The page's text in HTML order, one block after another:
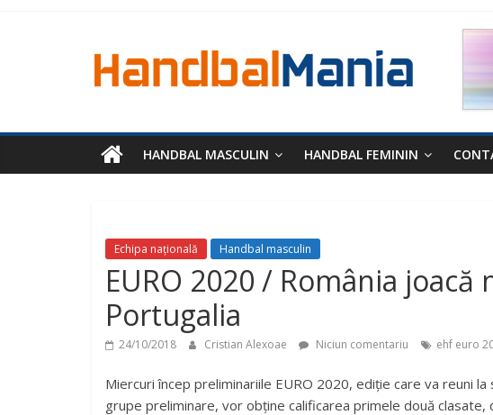
HANDBAL MASCULIN HANDBAL FEMININ
Echipa națională Handbal masculin
EURO 2020 / România
Portugalia
24/10/2018 Cristian Alexoae Niciun comentariu ehf euro
Miercuri încep preliminariile EURO 2020, ediție care va reuni
grupe preliminare, vor obține calificarea primele două clasate,